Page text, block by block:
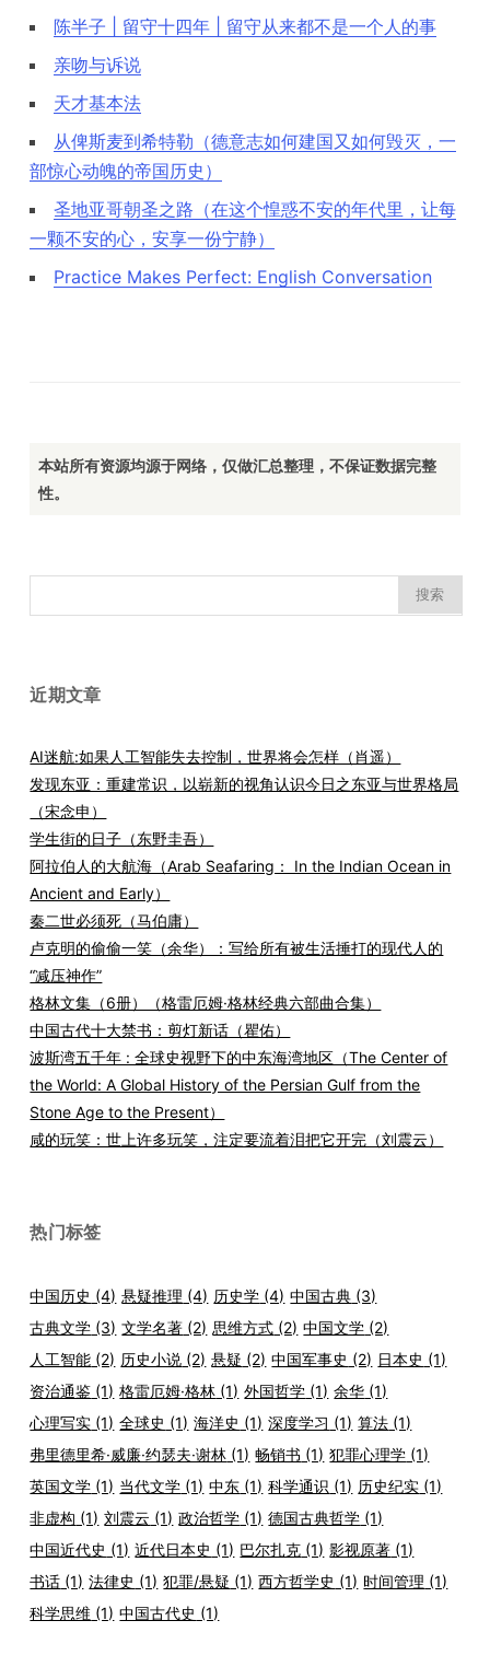
陈半子 | 留守十四年 | 留守从来都不是一个人的事
亲吻与诉说
天才基本法
从俾斯麦到希特勒（德意志如何建国又如何毁灭，一
部惊心动魄的帝国历史）
圣地亚哥朝圣之路（在这个惶惑不安的年代里，让每
一颗不安的心，安享一份宁静）
Practice Makes Perfect: English Conversation
本站所有资源均源于网络，仅做汇总整理，不保证数据完整
性。
索：
近期文章
AI迷航:如果人工智能失去控制，世界将会怎样（肖遥）
发现东亚：重建常识，以崭新的视角认识今日之东亚与世界格局
（宋念申）
学生街的日子（东野圭吾）
阿拉伯人的大航海（Arab Seafaring： In the Indian Ocean in
Ancient and Early）
秦二世必须死（马伯庸）
卢克明的偷偷一笑（余华）：写给所有被生活捶打的现代人的
“减压神作”
格林文集（6册）（格雷厄姆·格林经典六部曲合集）
中国古代十大禁书：剪灯新话（瞿佑）
波斯湾五千年 : 全球史视野下的中东海湾地区（The Center of
the World: A Global History of the Persian Gulf from the
Stone Age to the Present）
咸的玩笑：世上许多玩笑，注定要流着泪把它开完（刘震云）
热门标签
中国历史 (4) 悬疑推理 (4) 历史学 (4) 中国古典 (3)
古典文学 (3) 文学名著 (2) 思维方式 (2) 中国文学 (2)
人工智能 (2) 历史小说 (2) 悬疑 (2) 中国军事史 (2) 日本史 (1)
资治通鉴 (1) 格雷厄姆·格林 (1) 外国哲学 (1) 余华 (1)
心理写实 (1) 全球史 (1) 海洋史 (1) 深度学习 (1) 算法 (1)
弗里德里希·威廉·约瑟夫·谢林 (1) 畅销书 (1) 犯罪心理学 (1)
英国文学 (1) 当代文学 (1) 中东 (1) 科学通识 (1) 历史纪实 (1)
非虚构 (1) 刘震云 (1) 政治哲学 (1) 德国古典哲学 (1)
中国近代史 (1) 近代日本史 (1) 巴尔扎克 (1) 影视原著 (1)
书话 (1) 法律史 (1) 犯罪/悬疑 (1) 西方哲学史 (1) 时间管理 (1)
科学思维 (1) 中国古代史 (1)